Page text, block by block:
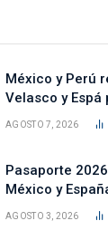
México y Perú
Velasco y
AGOSTO 7, 2026
Pasaporte
México y
AGOSTO 3, 2026